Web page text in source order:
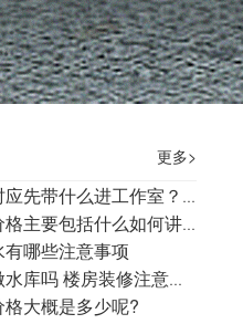
更多>
机关单位搬迁时应先带什么进工作室？有什么讲究
正规搬家公司价格主要包括什么如何讲价呢
哪些注意事项
永福龙江搬迁做水库吗 楼房装修注意事项
大概是多少呢?